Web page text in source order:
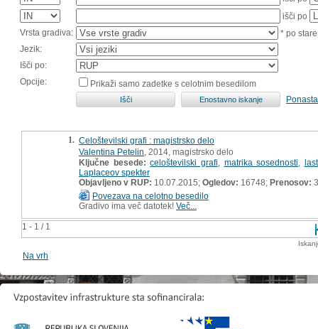
išči po
Vrsta gradiva:
* po
Jezik:
Išči po:
Opcije:
Prikaži samo zadetke s celotnim besedilom
1 - 1 / 1
1. Celoštevilski grafi : magistrsko delo
Valentina Petelin , 2014, magistrsko delo
Ključne besede: celoštevilski grafi matrika sosednosti
Laplaceov spekter
Objavljeno v RUP: 10.07.2015; Ogledov: 16748; Prenosov:
Povezava na celotno besedilo
Gradivo ima več datotek! Več...
Na vrh